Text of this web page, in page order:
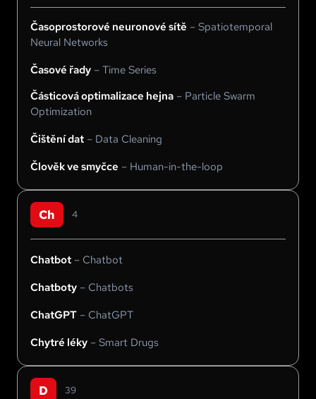
Časoprostorové neuronové sítě – Spatiotemporal
Neural Networks
Časové řady – Time Series
Částicová optimalizace hejna – Particle Swarm
Optimization
Čištění dat – Data Cleaning
Člověk ve smyčce – Human-in-the-loop
Ch 4
Chatbot – Chatbot
Chatboty – Chatbots
ChatGPT – ChatGPT
Chytré léky – Smart Drugs
D 39